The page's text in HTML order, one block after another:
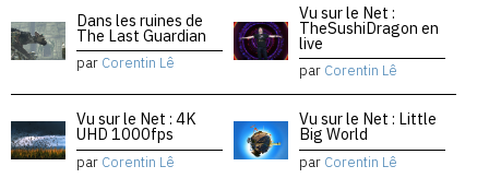
Dans les ruines de
The Last Guardian
par Corentin Lê
Vu sur le Net :
TheSushiDragon en
live
par Corentin Lê
Vu sur le Net : 4K
UHD 1000fps
par Corentin Lê
Vu sur le Net : Little
Big World
par Corentin Lê